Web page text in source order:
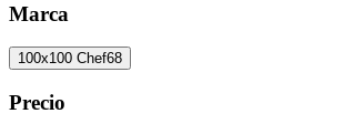
Marca
100x100 Chef68
Precio